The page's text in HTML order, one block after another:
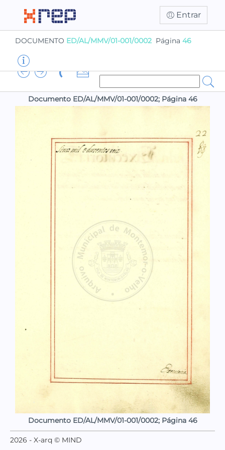
Entrar
DOCUMENTO ED/AL/MMV/01-001/0002 Página 46
Documento ED/AL/MMV/01-001/0002; Página 46
Documento ED/AL/MMV/01-001/0002; Página 46
2026 - X-arq © MIND